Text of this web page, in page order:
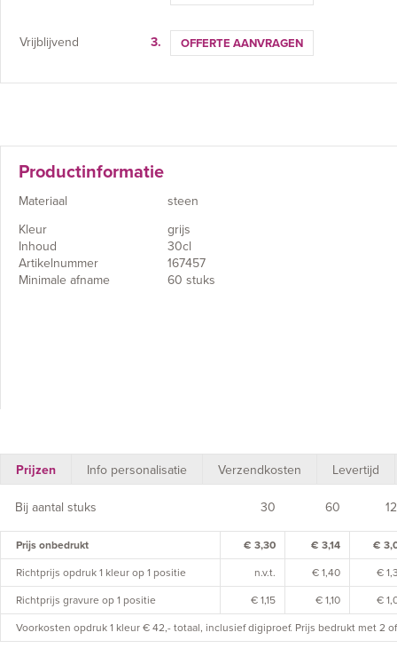
Vrijblijvend 3. OFFERTE AANVRAGEN
Productinformatie
Materiaal
steen
Kleur
grijs
Inhoud
30cl
Artikelnummer
167457
Minimale afname
60 stuks
Prijzen Info personalisatie Verzendkosten Levertijd
Bij aantal stuks 30 60
Prijs onbedrukt € 3,30 € 3,14 €
Richtprijs opdruk 1 kleur op 1 positie n.v.t. € 1,40 €
Richtprijs gravure op 1 positie € 1,15 € 1,10 €
Voorkosten opdruk 1 kleur € 42,- totaal, inclusief digiproef. Prijs bedrukt met 2